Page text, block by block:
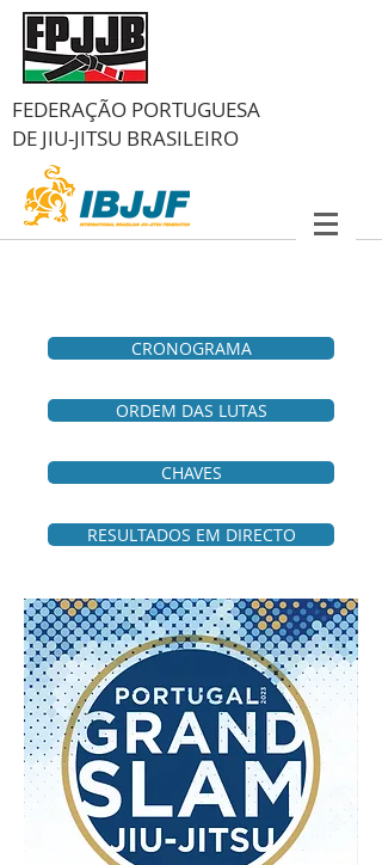
FEDERAÇÃO PORTUGUESA
DE JIU-JITSU BRASILEIRO
CRONOGRAMA
ORDEM DAS LUTAS
CHAVES
RESULTADOS EM DIRECTO